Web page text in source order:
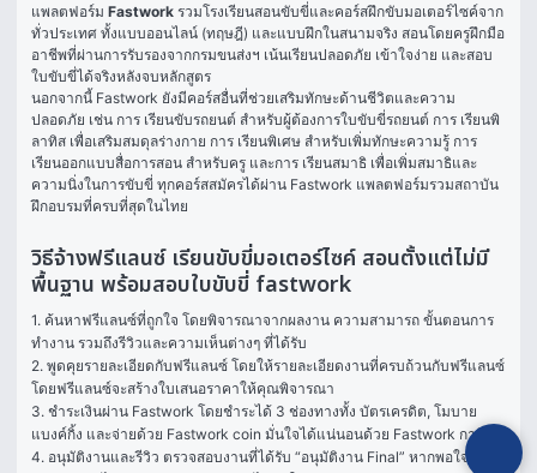
แพลตฟอร์ม Fastwork รวมโรงเรียนสอนขับขี่และคอร์สฝึกขับมอเตอร์ไซค์จาก
ทั่วประเทศ ทั้งแบบออนไลน์ (ทฤษฎี) และแบบฝึกในสนามจริง สอนโดยครูฝึกมือ
อาชีพที่ผ่านการรับรองจากกรมขนส่งฯ เน้นเรียนปลอดภัย เข้าใจง่าย และสอบ
ใบขับขี่ได้จริงหลังจบหลักสูตร
นอกจากนี้ Fastwork ยังมีคอร์สอื่นที่ช่วยเสริมทักษะด้านชีวิตและความ
ปลอดภัย เช่น การ เรียนขับรถยนต์ สำหรับผู้ต้องการใบขับขี่รถยนต์ การ เรียนพิ
ลาทิส เพื่อเสริมสมดุลร่างกาย การ เรียนพิเศษ
เรียนออกแบบสื่อการสอน สำหรับครู และการ เรียนสมาธิ เพื่อเพิ่มสมาธิและ
ความนิ่งในการขับขี่ ทุกคอร์สสมัครได้ผ่าน Fastwork แพลตฟอร์มรวมสถาบัน
ฝึกอบรมที่ครบที่สุดในไทย
วิธีจ้างฟรีแลนซ์ เรียนขับขี่มอเตอร์ไซค์ สอนตั้งแต่ไม่มี
พื้นฐาน พร้อมสอบใบขับขี่ fastwork
1. ค้นหาฟรีแลนซ์ที่ถูกใจ โดยพิจารณาจากผลงาน ความสามารถ ขั้นตอนการ
ทำงาน รวมถึงรีวิวและความเห็นต่างๆ ที่ได้รับ
2. พูดคุยรายละเอียดกับฟรีแลนซ์ โดยให้รายละเอียดงานที่ครบถ้วนกับฟรีแลนซ์
โดยฟรีแลนซ์จะสร้างใบเสนอราคาให้คุณพิจารณา
3. ชำระเงินผ่าน Fastwork โดยชำระได้ 3 ช่องทางทั้ง บัตรเครดิต, โมบาย
แบงค์กิ้ง และจ่ายด้วย Fastwork coin มั่นใจได้แน่นอนด้วย Fastwork การันตี
4. อนุมัติงานและรีวิว ตรวจสอบงานที่ได้รับ “อนุมัติงาน Final” หากพอใจในผล